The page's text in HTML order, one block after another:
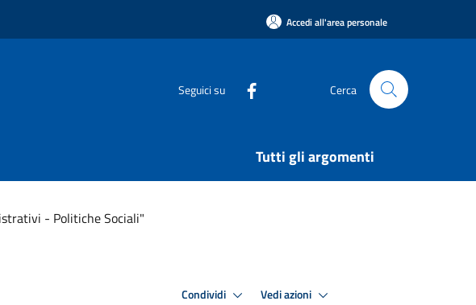
Accedi all'area personale
Seguici su Cerca
Tutti gli argomenti
- Politiche Sociali"
Condividi Vedi azioni